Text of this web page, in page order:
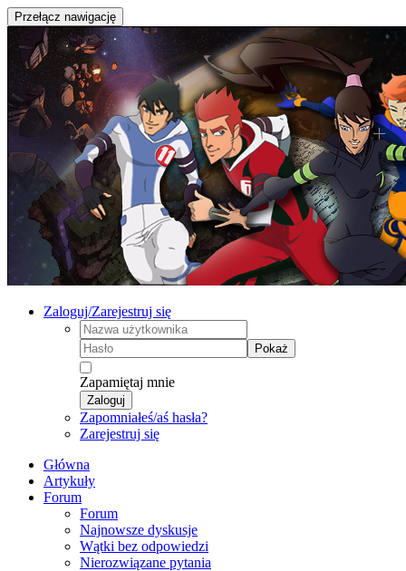
Przełącz nawigację
Zaloguj/Zarejestruj się
Pokaż
Zapamiętaj mnie
Zaloguj
Zapomniałeś/aś hasła?
Zarejestruj się
Główna
Artykuły
Forum
Forum
Najnowsze dyskusje
Wątki bez odpowiedzi
Nierozwiązane pytania